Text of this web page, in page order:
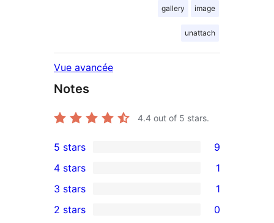
gallery image
unattach
Vue avancée
Notes
4.4 out of 5 stars.
9
5-
star
reviews
5 stars 9
4-
star
4 stars 1
1
3-
3 stars 1
2 stars 0